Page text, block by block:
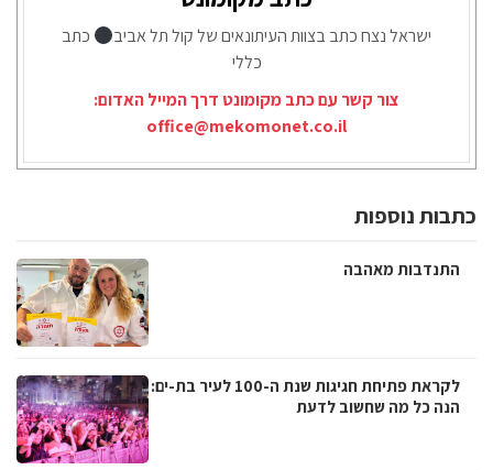
ישראל נצח כתב בצוות העיתונאים של קול תל אביב
כתב
כללי
צור קשר עם כתב מקומונט דרך המייל האדום:
office@mekomonet.co.il
כתבות נוספות
התנדבות מאהבה
לקראת פתיחת חגיגות שנת ה-100 לעיר בת-ים:
הנה כל מה שחשוב לדעת